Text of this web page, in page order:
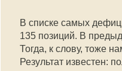
В списке самых
135 позиций. В
Тогда, к слову, тоже
Результат известен: